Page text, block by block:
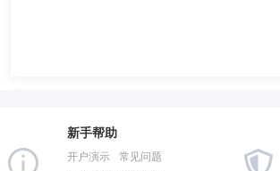
新手帮助
开户演示
常见问题